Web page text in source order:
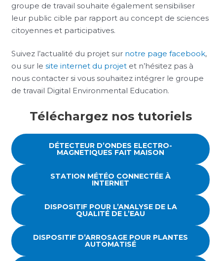
groupe de travail souhaite également sensibiliser
leur public cible par rapport au concept de sciences
citoyennes et participatives.
Suivez l’actualité du projet sur notre page facebook,
ou sur lesite internet du projet et n’hésitez pas à
nous contacter si vous souhaitez intégrer le groupe
de travail Digital Environmental Education.
Téléchargez nos tutoriels
DÉTECTEUR D’ONDES ELECTRO-
MAGNETIQUES FAIT MAISON
STATION MÉTÉO CONNECTÉE À
INTERNET
DISPOSITIF POUR L’ANALYSE DE LA
QUALITÉ DE L’EAU
DISPOSITIF D’ARROSAGE POUR PLANTES
AUTOMATISÉ